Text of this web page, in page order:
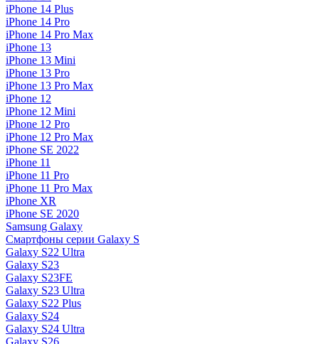
iPhone 14 Plus
iPhone 14 Pro
iPhone 14 Pro Max
iPhone 13
iPhone 13 Mini
iPhone 13 Pro
iPhone 13 Pro Max
iPhone 12
iPhone 12 Mini
iPhone 12 Pro
iPhone 12 Pro Max
iPhone SE 2022
iPhone 11
iPhone 11 Pro
iPhone 11 Pro Max
iPhone XR
iPhone SE 2020
Samsung Galaxy
Смартфоны серии Galaxy S
Galaxy S22 Ultra
Galaxy S23
Galaxy S23FE
Galaxy S23 Ultra
Galaxy S22 Plus
Galaxy S24
Galaxy S24 Ultra
Galaxy S26